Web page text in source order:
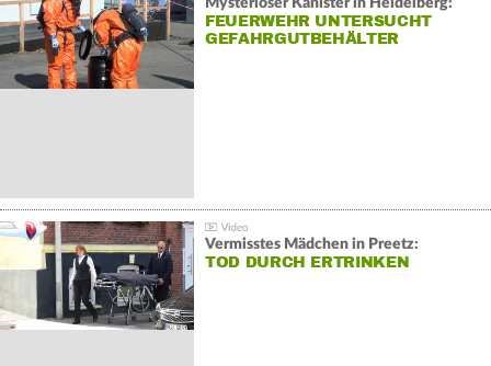
Mysteriöser Kanister in Heidelberg:
FEUERWEHR UNTERSUCHT
GEFAHRGUTBEHÄLTER
Vermisstes Mädchen in Preetz:
TOD DURCH ERTRINKEN